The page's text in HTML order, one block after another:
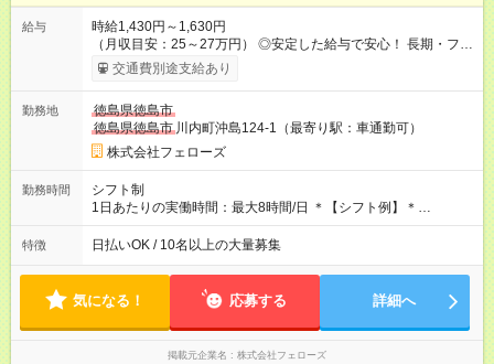
給与
時給1,430円～1,630円
（月収目安：25～27万円） ◎安定した給与で安心！ 長期・フル
タイムで勤務いただける方にお越しいただきたいと思っていま
す。シフトが削られることはないので、安定した給与が入りま
たいという人もいると思います。このあたりは柔軟に対応する
ので、お気軽にご相談ください！ ※2ヶ月の試用期間がありま
す。その間の給与・待遇に変更はありません。 【試用期間】試
用期間あり 試用期間の長さ：2ヶ月 雇用形態、給与は本採用時
と同じです。
交通費別途支給あり
勤務地
徳島県徳島市
徳島県徳島市 川内町沖島124-1（最寄り駅：車通勤可）
株式会社フェローズ
勤務時間
シフト制
1日あたりの実働時間：最大8時間/日 ＊【シフト例】＊
(1) 10:00～19:00 (2) 11:00～20:00 (3) 12:00～21:00 など ◎
いずれも実働8時間・休憩1時間です。中抜けシフトなどはあり
たい」などあれば相談に応じますのでおっしゃってください！
特徴 日払いOK / 10名以上の大量募集
気になる！ 応募する 詳細へ
掲載元企業名 株式会社フェローズ